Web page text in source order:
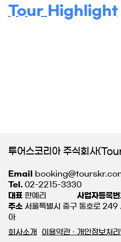
Tour Highlight
투어스코리아 주식회사
Email
Tel. 02-2215-3330
대표 한예리 사업자등록
주소 서울특별시 중구 동호로 249
아
회사소개
이용약관 · 개인정보처